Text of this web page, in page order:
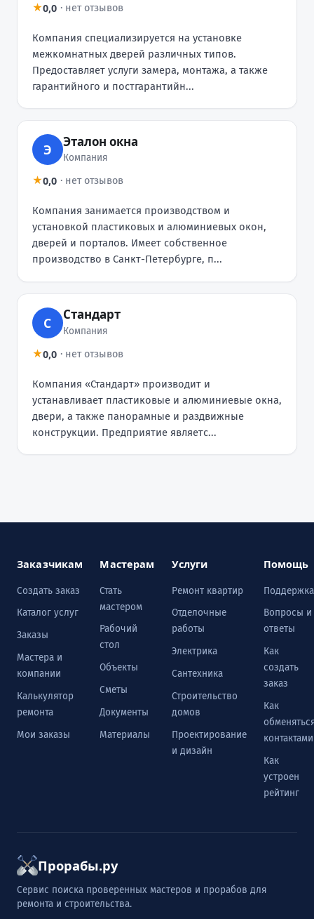
★0,0 · нет отзывов
Компания специализируется на установке
межкомнатных дверей различных типов.
Предоставляет услуги замера, монтажа, а также
гарантийного и постгарантийн...
Э
Эталон окна
Компания
★0,0 · нет отзывов
Компания занимается производством и
установкой пластиковых и алюминиевых окон,
дверей и порталов. Имеет собственное
производство в Санкт-Петербурге, п...
С
Стандарт
Компания
★0,0 · нет отзывов
Компания «Стандарт» производит и
устанавливает пластиковые и алюминиевые окна,
двери, а также панорамные и раздвижные
конструкции. Предприятие являетс...
Заказчикам
Создать заказ
Каталог услуг
Заказы
Мастера и
компании
Калькулятор
ремонта
Мои заказы
Мастерам
Стать
мастером
Рабочий
стол
Объекты
Сметы
Документы
Материалы
Услуги
Ремонт квартир
Отделочные
работы
Электрика
Сантехника
Строительство
домов
Проектирование
и дизайн
Помощь
Поддержка
Вопросы и
ответы
Как
создать
заказ
Как
контактами
Как
устроен
рейтинг
Прорабы.ру
Сервис поиска проверенных мастеров и прорабов для
ремонта и строительства.